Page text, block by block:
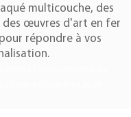
multicouche, des
des œuvres d'art en fer
répondre à vos